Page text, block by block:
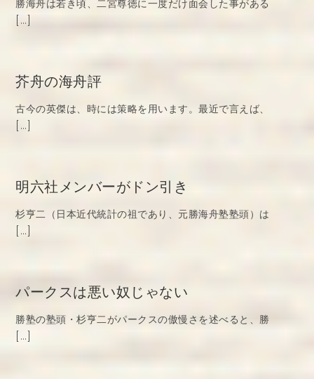
勝海舟は若き頃、二宮尊徳に一度だけ面会した事がある
[…]
芥舟の海舟評
古今の英傑は、時には策略を用います。最近で言えば、
[…]
明六社メンバーがドン引き
杉亨二（日本近代統計の祖であり、元勝海舟塾塾頭）は
[…]
パークスは悪い奴じゃない
勝塾の塾頭・杉亨二がパークスの傲慢さを述べると、勝
[…]